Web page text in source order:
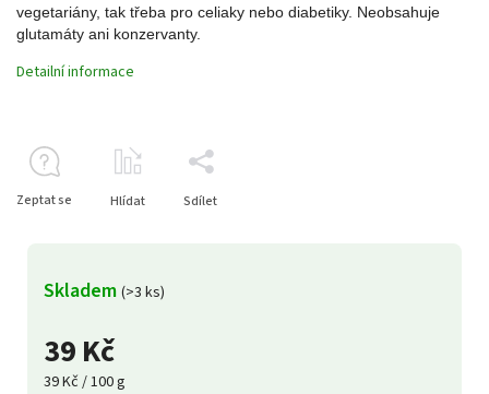
39 Kč
39 Kč / 100 g
Skladem (>3 ks)
vegetariány, tak třeba pro celiaky nebo diabetiky. Neobsahuje
glutamáty ani konzervanty.
Detailní informace
Zeptat se Hlídat Sdílet